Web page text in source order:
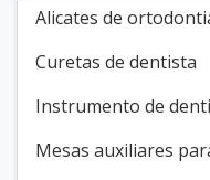
Alicates de
Curetas de dentista
Instrumento de
Mesas auxiliares